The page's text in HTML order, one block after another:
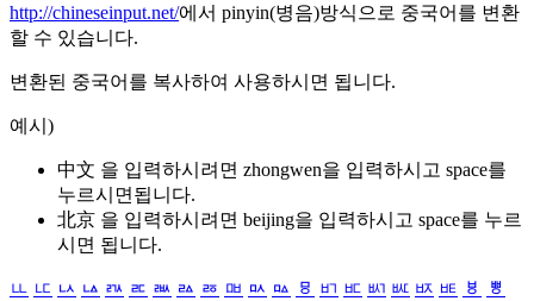
http://chineseinput.net/에서 pinyin(병음)방식으로 중국어를 변환
할 수 있습니다.
변환된 중국어를 복사하여 사용하시면 됩니다.
예시)
中文 을 입력하시려면 zhongwen을 입력하시고 space를
누르시면됩니다.
北京 을 입력하시려면 beijing을 입력하시고 space를 누르
시면 됩니다.
ㅥ ㅦ ㅧ ㅨ ㅩ ㅪ ㅫ ㅬ ㅭ ㅮ ㅯ ㅰ ㅱ ㅲ ㅳ ㅴ ㅵ ㅶ ㅷ ㅸ
ㅹ